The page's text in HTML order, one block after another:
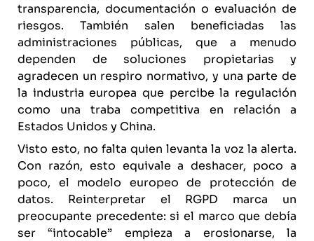
transparencia, documentación o evaluación de
riesgos. También salen beneficiadas las
administraciones públicas, que a menudo
dependen de soluciones propietarias y
agradecen un respiro normativo, y una parte de
la industria europea que percibe la regulación
como una traba competitiva en relación a
Estados Unidos y China.
Visto esto, no falta quien levanta la voz la alerta.
Con razón, esto equivale a deshacer, poco a
poco, el modelo europeo de protección de
datos. Reinterpretar el RGPD marca un
preocupante precedente: si el marco que debía
ser “intocable” empieza a erosionarse, la